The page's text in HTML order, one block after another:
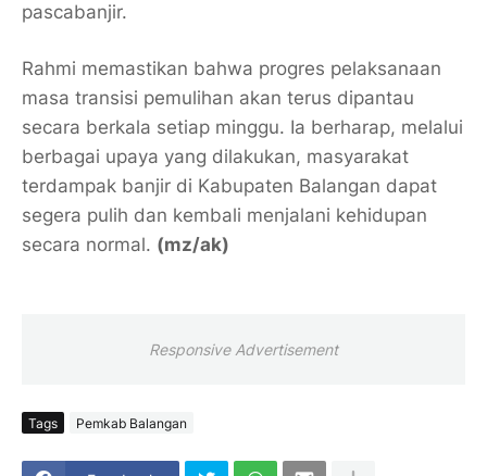
pascabanjir.
Rahmi memastikan bahwa progres pelaksanaan
masa transisi pemulihan akan terus dipantau
secara berkala setiap minggu. Ia berharap, melalui
berbagai upaya yang dilakukan, masyarakat
terdampak banjir di Kabupaten Balangan dapat
segera pulih dan kembali menjalani kehidupan
secara normal. (mz/ak)
Responsive Advertisement
Tags Pemkab Balangan